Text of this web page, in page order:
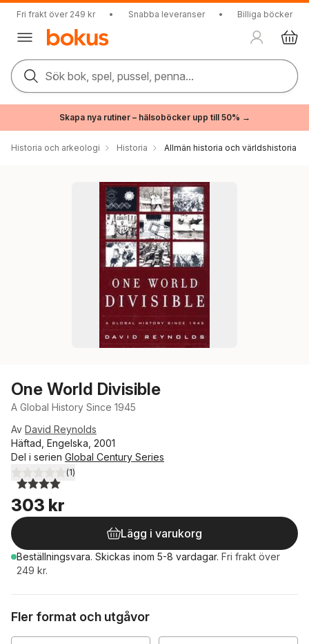
Fri frakt över 249 kr • Snabba leveranser • Billiga böcker
Sök bok, spel, pussel, penna...
Skapa nya rutiner – hälsoböcker upp till 50% →
Historia och arkeologi Historia Allmän historia och världshistoria
One World Divisible
A Global History Since 1945
Av David Reynolds
Häftad, Engelska, 2001
Del i serien Global Century Series
4,0utav 5 stjärnor. Totalt antal röster:
(1)
303 kr
Lägg i varukorg
Beställningsvara. Skickas inom 5-8 vardagar. Fri frakt över
249 kr.
Fler format och utgåvor